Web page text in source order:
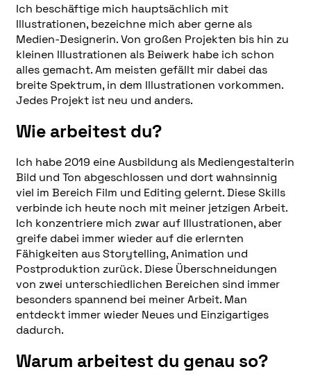
Ich beschäftige mich hauptsächlich mit
Illustrationen, bezeichne mich aber gerne als
Medien-Designerin. Von großen Projekten bis hin zu
kleinen Illustrationen als Beiwerk habe ich schon
alles gemacht. Am meisten gefällt mir dabei das
breite Spektrum, in dem Illustrationen vorkommen.
Jedes Projekt ist neu und anders.
Wie arbeitest du?
Ich habe 2019 eine Ausbildung als Mediengestalterin
Bild und Ton abgeschlossen und dort wahnsinnig
viel im Bereich Film und Editing gelernt. Diese Skills
verbinde ich heute noch mit meiner jetzigen Arbeit.
Ich konzentriere mich zwar auf Illustrationen, aber
greife dabei immer wieder auf die erlernten
Fähigkeiten aus Storytelling, Animation und
Postproduktion zurück. Diese Überschneidungen
von zwei unterschiedlichen Bereichen sind immer
besonders spannend bei meiner Arbeit. Man
entdeckt immer wieder Neues und Einzigartiges
dadurch.
Warum arbeitest du genau so?